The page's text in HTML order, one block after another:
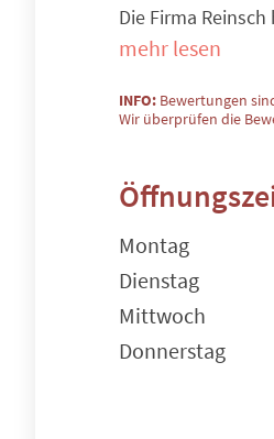
Die Firma
mehr lesen
INFO: Bewertungen
Wir überprüfen die
Montag
Dienstag
Mittwoch
Donnerstag